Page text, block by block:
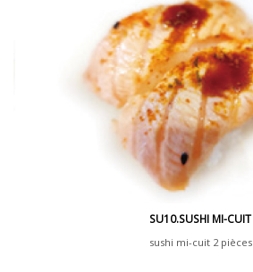
SU10.SUSHI MI-CUIT
sushi mi-cuit 2 pièces